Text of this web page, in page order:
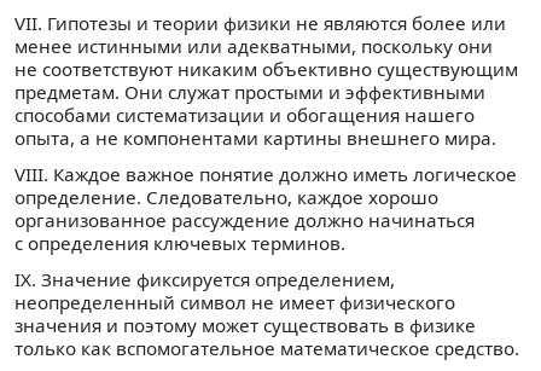
VII. Гипотезы и теории физики не являются более или
менее истинными или адекватными, поскольку они
не соответствуют никаким объективно существующим
предметам. Они служат простыми и эффективными
способами систематизации и обогащения нашего
опыта, а не компонентами картины внешнего мира.
VIII. Каждое важное понятие должно иметь логическое
определение. Следовательно, каждое хорошо
организованное рассуждение должно начинаться
с определения ключевых терминов.
IX. Значение фиксируется определением,
неопределенный символ не имеет физического
значения и поэтому может существовать в физике
только как вспомогательное математическое средство.